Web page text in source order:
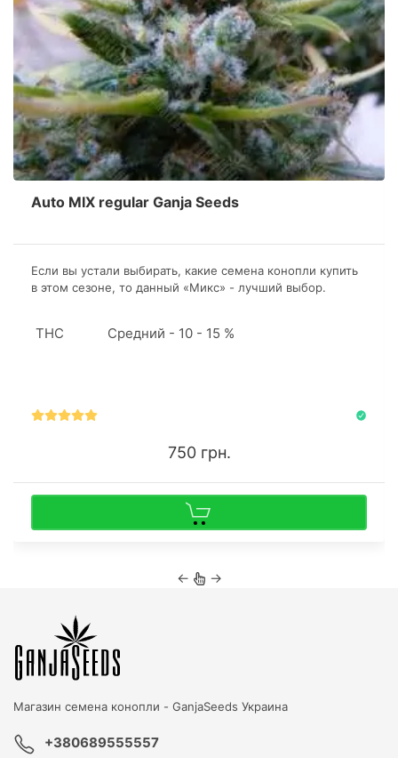
Auto MIX regular Ganja Seeds
Если вы устали выбирать, какие семена конопли купить
в этом сезоне, то данный «Микс» - лучший выбор.
имеющийся опыт, а начинающий ботаник проверит свои
THC Средний - 10 - 15 %
750 грн.
← →
Магазин семена конопли - GanjaSeeds Украина
+380689555557